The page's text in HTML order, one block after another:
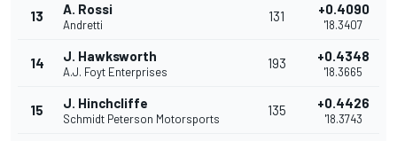
13 A. Rossi
Andretti
131 +0.4090
'18.3407
14 J. Hawksworth
A.J. Foyt Enterprises
193 +0.4348
'18.3665
15 J. Hinchcliffe
Schmidt Peterson Motorsports
135 +0.4426
'18.3743